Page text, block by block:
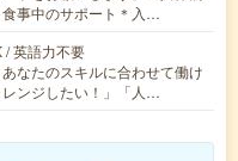
事中のサポート＊入…
/ 英語力不要
なたのスキルに合わせて働け
ンジしたい！」「人…